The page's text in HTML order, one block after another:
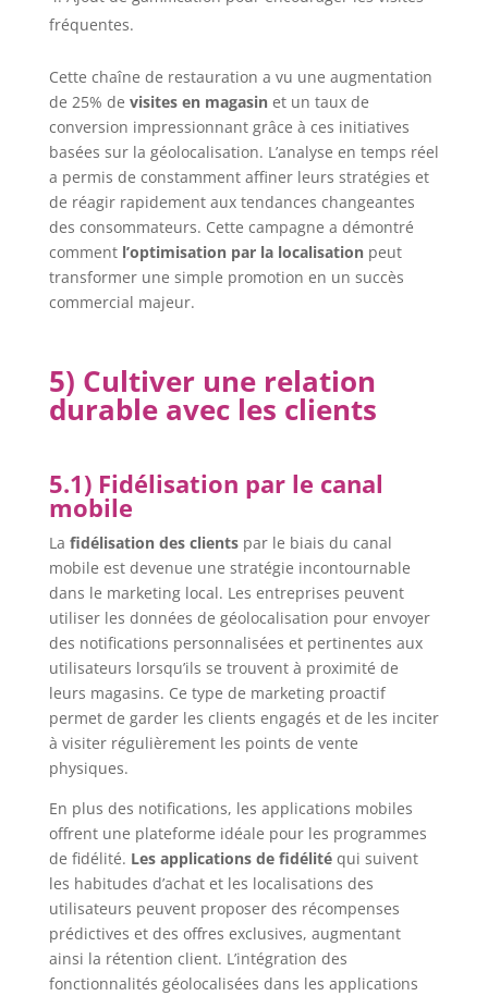
fréquentes.
Cette chaîne de restauration a vu une augmentation
de 25% de visites en magasinet un taux de
conversion impressionnant grâce à ces initiatives
basées sur la géolocalisation. L’analyse en temps réel
a permis de constamment affiner leurs stratégies et
de réagir rapidement aux tendances changeantes
des consommateurs. Cette campagne a démontré
comment l’optimisation par la localisationpeut
transformer une simple promotion en un succès
commercial majeur.
5) Cultiver une relation
durable avec les clients
5.1) Fidélisation par le canal
mobile
La fidélisation des clientspar le biais du canal
mobile est devenue une stratégie incontournable
dans le marketing local. Les entreprises peuvent
utiliser les données de géolocalisation pour envoyer
des notifications personnalisées et pertinentes aux
utilisateurs lorsqu’ils se trouvent à proximité de
leurs magasins. Ce type de marketing proactif
permet de garder les clients engagés et de les inciter
à visiter régulièrement les points de vente
physiques.
En plus des notifications, les applications mobiles
offrent une plateforme idéale pour les programmes
de fidélité. Les applications de fidélitéqui suivent
les habitudes d’achat et les localisations des
utilisateurs peuvent proposer des récompenses
prédictives et des offres exclusives, augmentant
ainsi la rétention client. L’intégration des
fonctionnalités géolocalisées dans les applications